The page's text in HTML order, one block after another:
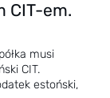
CIT-em.
musi
CIT.
estoński,